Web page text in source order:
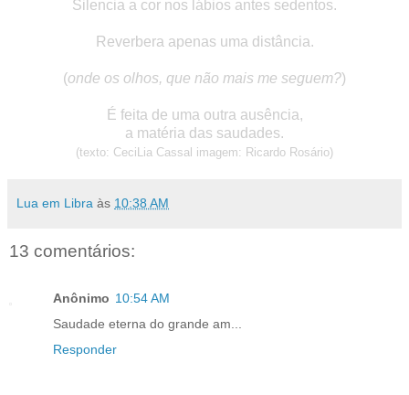
Silencia a cor nos lábios antes sedentos.
Reverbera apenas uma distância.
(onde os olhos, que não mais me seguem?)
É feita de uma outra ausência,
a matéria das saudades.
(texto: CeciLia Cassal imagem: Ricardo Rosário)
Lua em Libra às 10:38 AM
13 comentários:
Anônimo 10:54 AM
Saudade eterna do grande am...
Responder